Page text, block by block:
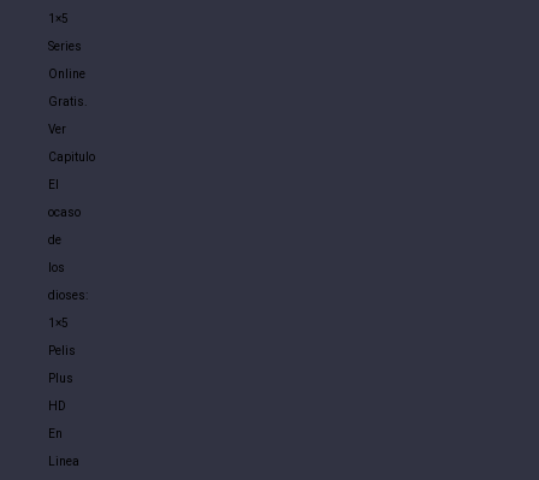
1×5
Series
Online
Gratis.
Ver
Capitulo
El
ocaso
de
los
dioses:
1×5
Pelis
Plus
HD
En
Linea